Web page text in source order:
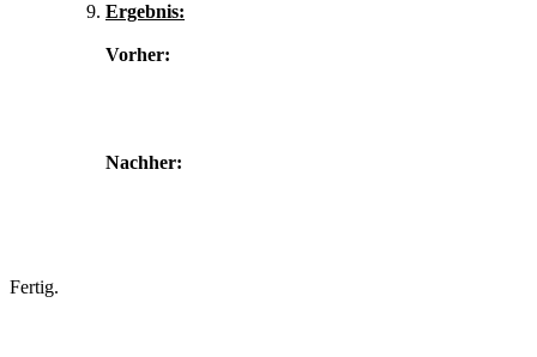
Ergebnis:
Vorher:
Nachher:
Fertig.